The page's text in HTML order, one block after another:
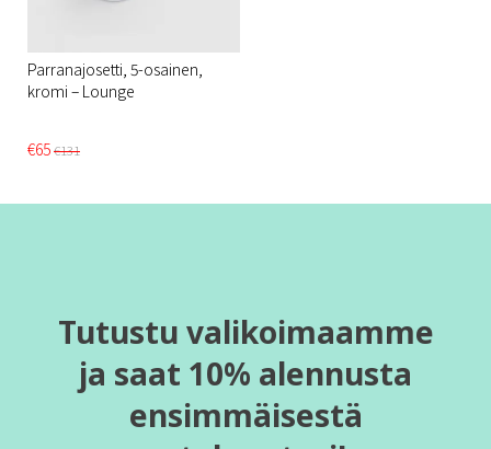
Parranajosetti, 5-osainen,
kromi – Lounge
€65€131
Tutustu valikoimaamme
ja saat 10% alennusta
ensimmäisestä